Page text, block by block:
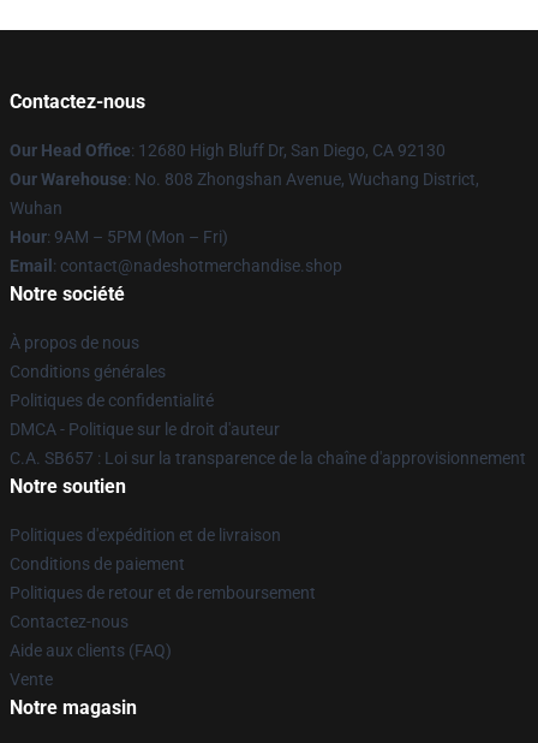
Contactez-nous
Our Head Office: 12680 High Bluff Dr, San Diego, CA 92130
Our Warehouse: No. 808 Zhongshan Avenue, Wuchang District,
Wuhan
Hour: 9AM – 5PM (Mon – Fri)
Email : contact@nadeshotmerchandise.shop
Notre société
À propos de nous
Conditions générales
Politiques de confidentialité
DMCA - Politique sur le droit d'auteur
C.A. SB657 : Loi sur la transparence de la chaîne d'approvisionnement
Notre soutien
Politiques d'expédition et de livraison
Conditions de paiement
Politiques de retour et de remboursement
Contactez-nous
Aide aux clients (FAQ)
Vente
Notre magasin